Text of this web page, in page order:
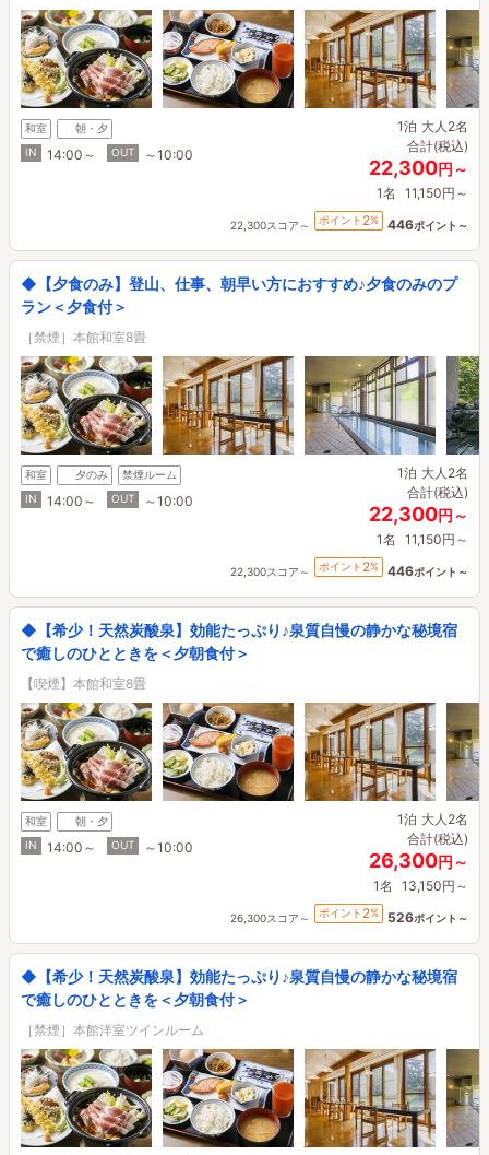
和室
朝・夕
IN
14:00～ OUT ～10:00
1泊 大人2名
合計(税込)
22,300円～
1名 11,150円～
22,300スコア～ ポイント 2% 446ポイント～
◆【夕食のみ】登山、仕事、朝早い方におすすめ♪夕食のみのプ
ラン＜夕食付＞
［禁煙］本館和室8畳
和室 夕のみ
禁煙ルーム
IN
14:00～ OUT ～10:00
1泊 大人2名
合計(税込)
22,300円～
1名 11,150円～
22,300スコア～ ポイント 2% 446ポイント～
◆【希少！天然炭酸泉】効能たっぷり♪泉質自慢の静かな秘境宿
で癒しのひとときを＜夕朝食付＞
【喫煙】本館和室8畳
和室
朝・夕
IN
14:00～ OUT ～10:00
1泊 大人2名
合計(税込)
26,300円～
1名 13,150円～
26,300スコア～ ポイント 2% 526ポイント～
◆【希少！天然炭酸泉】効能たっぷり♪泉質自慢の静かな秘境宿
で癒しのひとときを＜夕朝食付＞
［禁煙］本館洋室ツインルーム